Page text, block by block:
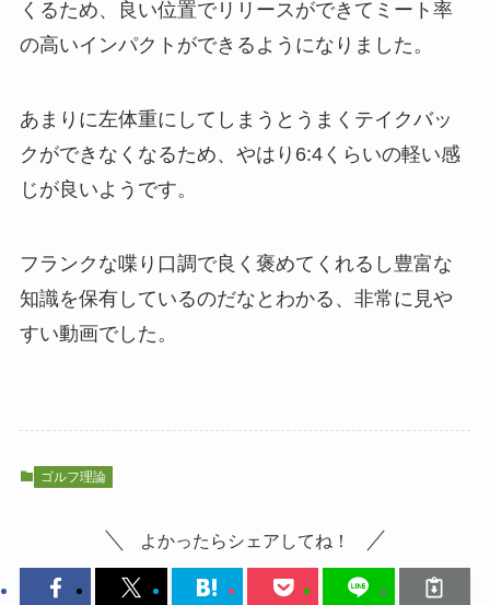
くるため、良い位置でリリースができてミート率
の高いインパクトができるようになりました。
あまりに左体重にしてしまうとうまくテイクバッ
クができなくなるため、やはり6:4くらいの軽い感
じが良いようです。
フランクな喋り口調で良く褒めてくれるし豊富な
知識を保有しているのだなとわかる、非常に見や
すい動画でした。
ゴルフ理論
よかったらシェアしてね！